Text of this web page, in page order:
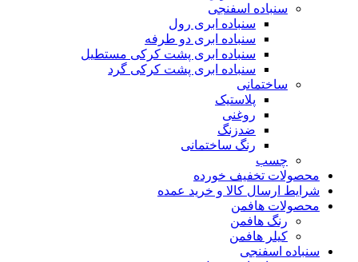
سنباده اسفنجی
سنباده ابری رول
سنباده ابری دو طرفه
سنباده ابری پشت کرکی مستطیل
سنباده ابری پشت کرکی گرد
ساختمانی
پلاستیک
روغنی
ضدزنگ
رنگ ساختمانی
چسب
محصولات تخفیف خورده
شرایط ارسال کالا و خرید عمده
محصولات هافمن
رنگ هافمن
کیلر هافمن
سنباده اسفنجی